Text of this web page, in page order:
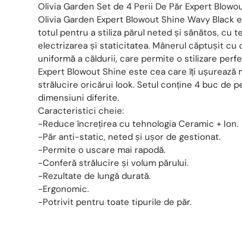
Olivia Garden Set de 4 Perii De Păr Expert
Olivia Garden Expert Blowout Shine Wavy
totul pentru a stiliza părul neted și sănătos, cu
electrizarea și staticitatea. Mânerul căptușit cu
uniformă a căldurii, care permite o stilizare
Expert Blowout Shine este cea care îți ușurează
strălucire oricărui look. Setul conține 4 buc de
dimensiuni diferite.
Caracteristici cheie:
-Reduce încrețirea cu tehnologia Ceramic + Ion.
-Păr anti-static, neted și ușor de gestionat.
-Permite o uscare mai rapodă.
-Conferă strălucire și volum părului.
-Rezultate de lungă durată.
-Ergonomic.
-Potrivit pentru toate tipurile de păr.